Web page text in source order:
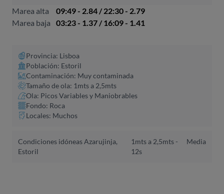
Marea alta
09:49 - 2.84 / 22:30 - 2.79
Marea baja
03:23 - 1.37 / 16:09 - 1.41
Provincia: Lisboa
Población: Estoril
Contaminación: Muy contaminada
Tamaño de ola: 1mts a 2,5mts
Ola: Picos Variables y Maniobrables
Fondo: Roca
Locales: Muchos
Condiciones idóneas Azarujinja,
Estoril
1mts a 2,5mts -
12s
Media